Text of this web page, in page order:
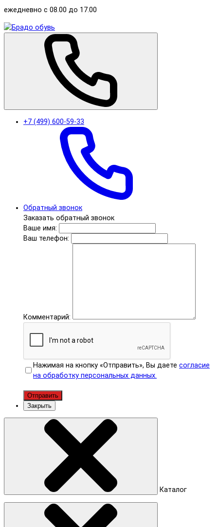
ежедневно с 08.00 до 17.00
+7 (499) 600-59-33
Обратный звонок
Заказать обратный звонок
Ваше имя:
Ваш телефон:
Комментарий:
Нажимая на кнопку «Отправить», Вы даете согласие
на обработку персональных данных.
Отправить
Закрыть
Каталог